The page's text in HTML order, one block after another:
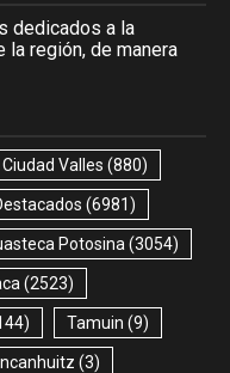
dedicados a la
región, de manera
Ciudad Valles (880)
(6981)
Potosina (3054)
(2523)
Tamuin (9)
(3)